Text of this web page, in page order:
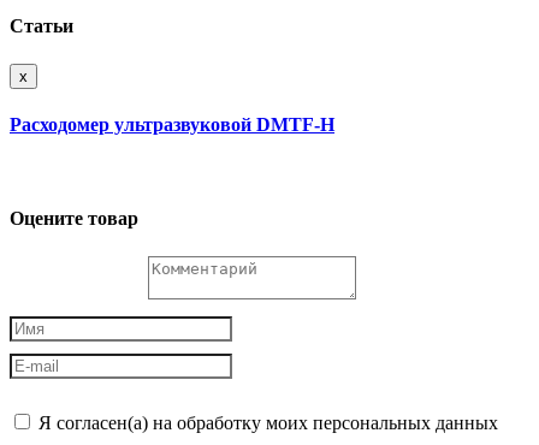
Статьи
x
Расходомер ультразвуковой DMTF-H
Оцените товар
Я согласен(а) на обработку моих персональных данных